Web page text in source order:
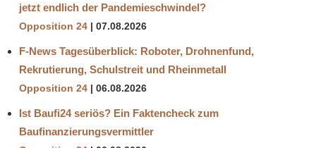
jetzt endlich der Pandemieschwindel?
Opposition 24 07.08.2026
F-News Tagesüberblick: Roboter, Drohnenfund,
Rekrutierung, Schulstreit und Rheinmetall
Opposition 24 06.08.2026
Ist Baufi24 seriös? Ein Faktencheck zum
Baufinanzierungsvermittler